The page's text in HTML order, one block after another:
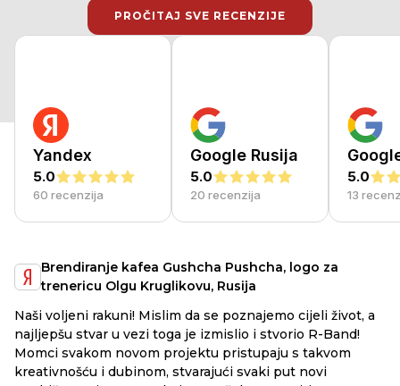
PROČITAJ SVE RECENZIJE
PROČITAJ SVE RECENZIJE
Yandex
5.0
60 recenzija
Google Rusija
5.0
20 recenzija
5.0
13
Brendiranje kafea Gushcha Pushcha, logo za
trenericu Olgu Kruglikovu, Rusija
Naši voljeni rakuni! Mislim da se poznajemo cijeli život, a
najljepšu stvar u vezi toga je izmislio i stvorio R-Band!
Momci svakom novom projektu pristupaju s takvom
kreativnošću i dubinom, stvarajući svaki put novi